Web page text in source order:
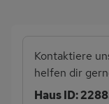
Kontaktiere
helfen dir
Haus ID: